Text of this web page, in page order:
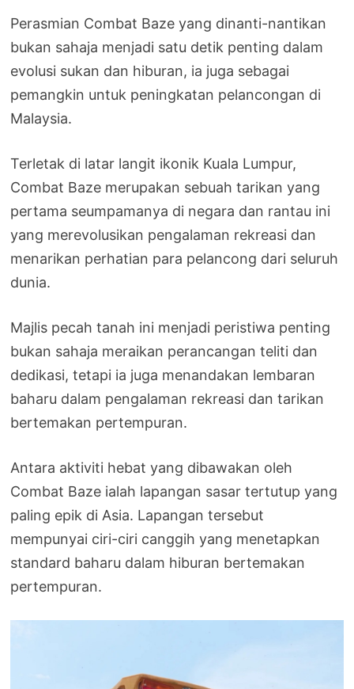
Perasmian Combat Baze yang dinanti-nantikan
bukan sahaja menjadi satu detik penting dalam
evolusi sukan dan hiburan, ia juga sebagai
pemangkin untuk peningkatan pelancongan di
Malaysia.
Terletak di latar langit ikonik Kuala Lumpur,
Combat Baze merupakan sebuah tarikan yang
pertama seumpamanya di negara dan rantau ini
yang merevolusikan pengalaman rekreasi dan
menarikan perhatian para pelancong dari seluruh
dunia.
Majlis pecah tanah ini menjadi peristiwa penting
bukan sahaja meraikan perancangan teliti dan
dedikasi, tetapi ia juga menandakan lembaran
baharu dalam pengalaman rekreasi dan tarikan
bertemakan pertempuran.
Antara aktiviti hebat yang dibawakan oleh
Combat Baze ialah lapangan sasar tertutup yang
paling epik di Asia. Lapangan tersebut
mempunyai ciri-ciri canggih yang menetapkan
standard baharu dalam hiburan bertemakan
pertempuran.